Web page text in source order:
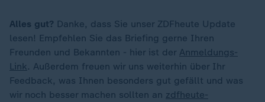
Alles gut? Danke, dass Sie unser ZDFheute Update
lesen! Empfehlen Sie das Briefing gerne Ihren
Freunden und Bekannten - hier ist der Anmeldungs-
Link. Außerdem freuen wir uns weiterhin über Ihr
Feedback, was Ihnen besonders gut gefällt und was
wir noch besser machen sollten an zdfheute-